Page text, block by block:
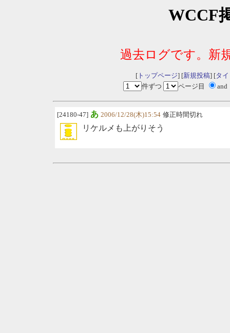
WCCF
過去ログです。新
[トップページ] [新規投稿] [タ
件ずつ
ページ目 and
[24180-47] あ 2006/12/28(木)15:54 修正時間切れ
リケルメも上がりそう